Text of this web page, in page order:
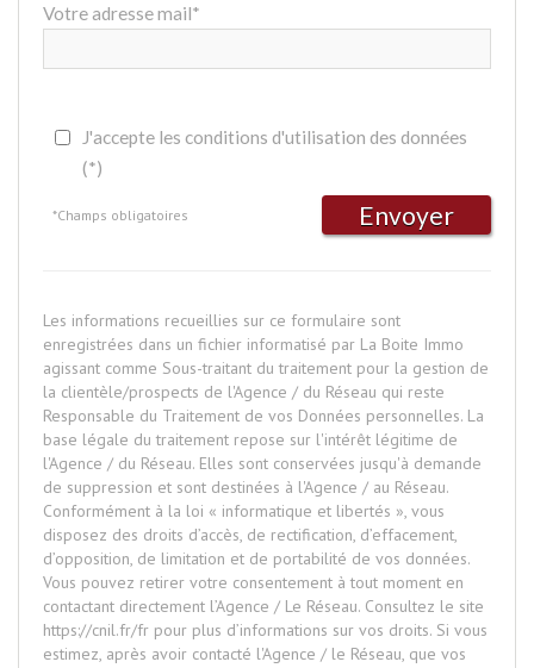
Votre adresse mail*
J'accepte les conditions d'utilisation des données
(*)
Envoyer
*Champs obligatoires
Les informations recueillies sur ce formulaire sont
enregistrées dans un fichier informatisé par La Boite Immo
agissant comme Sous-traitant du traitement pour la gestion de
la clientèle/prospects de l'Agence / du Réseau qui reste
Responsable du Traitement de vos Données personnelles. La
base légale du traitement repose sur l'intérêt légitime de
l'Agence / du Réseau. Elles sont conservées jusqu'à demande
de suppression et sont destinées à l'Agence / au Réseau.
Conformément à la loi « informatique et libertés », vous
disposez des droits d’accès, de rectification, d’effacement,
d’opposition, de limitation et de portabilité de vos données.
Vous pouvez retirer votre consentement à tout moment en
contactant directement l’Agence / Le Réseau. Consultez le site
https://cnil.fr/fr pour plus d’informations sur vos droits. Si vous
estimez, après avoir contacté l'Agence / le Réseau, que vos